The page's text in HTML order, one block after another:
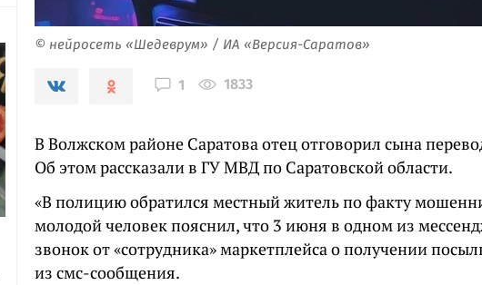
© нейросеть «Шедеврум» / ИА «Версия-Саратов»
1 1833
В Волжском районе Саратова отец отговорил сына
Об этом рассказали в ГУ МВД по Саратовской области.
«В полицию обратился местный житель по факту
молодой человек пояснил, что 3 июня в одном из
звонок от «сотрудника» маркетплейса о получении
из смс-сообщения.